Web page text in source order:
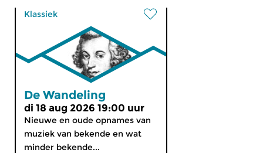
Klassiek
De Wandeling
di 18 aug 2026 19:00 uur
Nieuwe en oude opnames van
muziek van bekende en wat
minder bekende...